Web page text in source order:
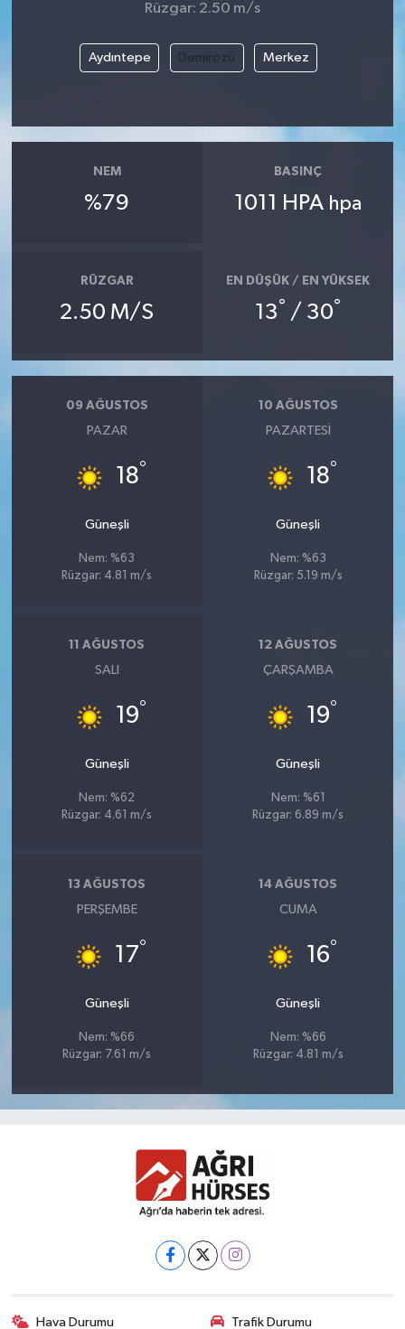
Rüzgar: 2.50 m/s
Aydıntepe Demirözü Merkez
NEM
%79
BASINÇ
1011 HPA hpa
RÜZGAR
2.50 M/S
EN DÜŞÜK / EN YÜKSEK
13° / 30°
09 AĞUSTOS
PAZAR
18°
Güneşli
Nem: %63
Rüzgar: 4.81 m/s
10 AĞUSTOS
PAZARTESI
18°
Güneşli
Nem: %63
Rüzgar: 5.19 m/s
11 AĞUSTOS
SALI
19°
Güneşli
Nem: %62
Rüzgar: 4.61 m/s
12 AĞUSTOS
ÇARŞAMBA
19°
Güneşli
Nem: %61
Rüzgar: 6.89 m/s
13 AĞUSTOS
PERŞEMBE
17°
Güneşli
Nem: %66
Rüzgar: 7.61 m/s
14 AĞUSTOS
CUMA
16°
Güneşli
Nem: %66
Rüzgar: 4.81 m/s
Hava Durumu Trafik Durumu